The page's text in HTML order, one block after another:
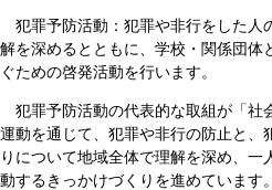
犯罪予防活動：犯罪や非行をした人
解を深めるとともに、学校・関係団体
ぐための啓発活動を行います。
犯罪予防活動の代表的な取組が「社
運動を通じて、犯罪や非行の防止と、
りについて地域全体で理解を深め、
動するきっかけづくりを進めています。